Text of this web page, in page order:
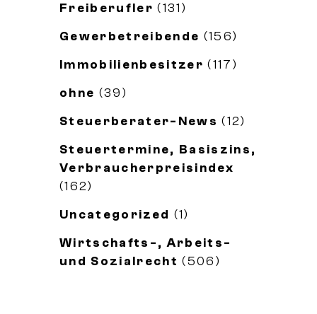
Freiberufler (131)
Gewerbetreibende (156)
Immobilienbesitzer (117)
ohne (39)
Steuerberater-News (12)
Steuertermine, Basiszins,
Verbraucherpreisindex
(162)
Uncategorized (1)
Wirtschafts-, Arbeits-
und Sozialrecht (506)